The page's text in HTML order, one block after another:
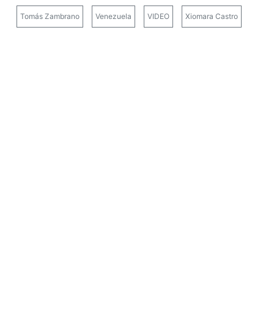
Tomás Zambrano Venezuela VIDEO Xiomara Castro